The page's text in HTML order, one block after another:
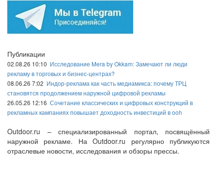
Публикации
02.08.26 10:10 Исследование Mera by Okkam: Замечают ли люди
рекламу в торговых и бизнес-центрах?
08.06.26 7:02 Индор-реклама как часть медиамикса: почему ТРЦ
становятся продолжением наружной цифровой рекламы
26.05.26 12:16 Сочетание классических и цифровых конструкций в
рекламных кампаниях повышает доходность инвестиций в ooh
Outdoor.ru – специализированный портал, посвящённый
наружной рекламе. На Outdoor.ru регулярно публикуются
отраслевые новости, исследования и обзоры прессы.